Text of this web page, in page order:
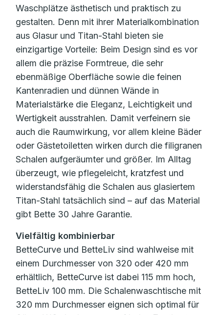
Waschplätze ästhetisch und praktisch zu
gestalten. Denn mit ihrer Materialkombination
aus Glasur und Titan-Stahl bieten sie
einzigartige Vorteile: Beim Design sind es vor
allem die präzise Formtreue, die sehr
ebenmäßige Oberfläche sowie die feinen
Kantenradien und dünnen Wände in
Materialstärke die Eleganz, Leichtigkeit und
Wertigkeit ausstrahlen. Damit verfeinern sie
auch die Raumwirkung, vor allem kleine Bäder
oder Gästetoiletten wirken durch die filigranen
Schalen aufgeräumter und größer. Im Alltag
überzeugt, wie pflegeleicht, kratzfest und
widerstandsfähig die Schalen aus glasiertem
Titan-Stahl tatsächlich sind – auf das Material
gibt Bette 30 Jahre Garantie.
Vielfältig kombinierbar
BetteCurve und BetteLiv sind wahlweise mit
einem Durchmesser von 320 oder 420 mm
erhältlich, BetteCurve ist dabei 115 mm hoch,
BetteLiv 100 mm. Die Schalenwaschtische mit
320 mm Durchmesser eignen sich optimal für